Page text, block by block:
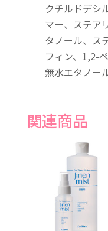
クチルドデシ
マー、ステア
タノール、ス
フィン、1,2-
無水エタノー
関連商品